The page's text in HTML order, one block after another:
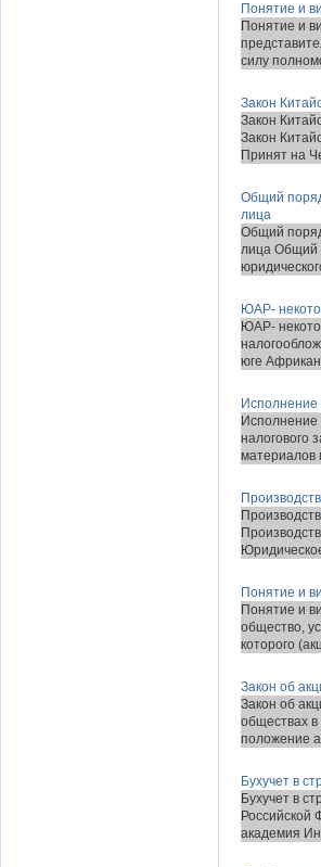
Понятие и
Понятие и
силу
Закон
Закон
Закон
Принят на
Общий
лица
Общий
лица Общий
ЮАР-
ЮАР-
юге
Исполнение
Исполнение
налогового
материалов
Понятие и
Понятие и
общество,
которого
Закон об
Закон об
обществах
положение
Бухучет в
Бухучет в
Российской
академия